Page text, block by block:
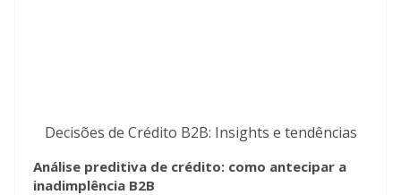
Decisões de Crédito B2B: Insights e tendências
Análise preditiva de crédito: como antecipar a
inadimplência B2B